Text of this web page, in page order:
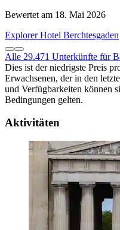
Bewertet am 18. Mai 2026
Explorer Hotel Berchtesgaden
Alle 29.471 Unterkünfte für
Dies ist der niedrigste Preis
Erwachsenen, der in den
und Verfügbarkeiten können
Bedingungen gelten.
Aktivitäten